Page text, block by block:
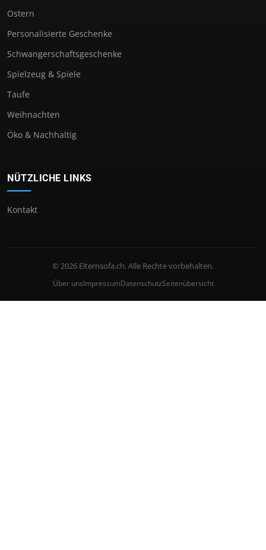
Ostern
Personalisierte Geschenke
Schwangerschaftsgeschenke
Spielzeug & Spiele
Taufe
Weihnachten
Öko & Nachhaltig
NÜTZLICHE LINKS
Kontakt
© 2026 Elternsofa.ch. Alle Rechte vorbehalten.
Über unsImpressumDatenschutzSeitenübersicht